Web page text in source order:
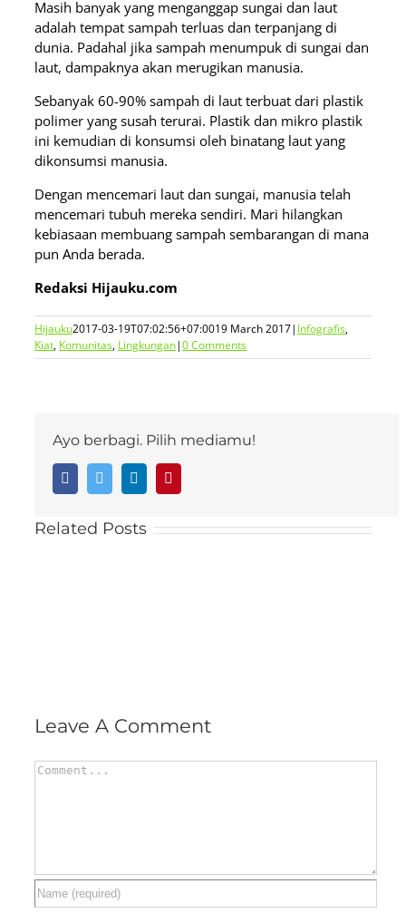
Masih banyak yang menganggap sungai dan laut
adalah tempat sampah terluas dan terpanjang di
dunia. Padahal jika sampah menumpuk di sungai dan
laut, dampaknya akan merugikan manusia.
Sebanyak 60-90% sampah di laut terbuat dari plastik
polimer yang susah terurai. Plastik dan mikro plastik
ini kemudian di konsumsi oleh binatang laut yang
dikonsumsi manusia.
Dengan mencemari laut dan sungai, manusia telah
mencemari tubuh mereka sendiri. Mari hilangkan
kebiasaan membuang sampah sembarangan di mana
pun Anda berada.
Redaksi Hijauku.com
Hijauku2017-03-19T07:02:56+07:0019 March 2017| Infografis,
Kiat, Komunitas, Lingkungan|0 Comments
Ayo berbagi. Pilih mediamu!
FacebookTwitter LinkedIn
Related Posts
Leave A Comment
Comment